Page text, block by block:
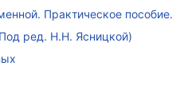
Практическое пособие.
ред. Н.Н. Ясницкой)